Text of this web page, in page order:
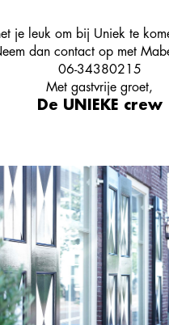
je leuk om bij Uniek te
dan contact op met
06-34380215
Met gastvrije groet,
De UNIEKE crew